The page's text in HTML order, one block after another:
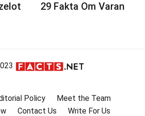
29 Fakta Om Varan
Policy
Meet the Team
Contact Us
Write For Us